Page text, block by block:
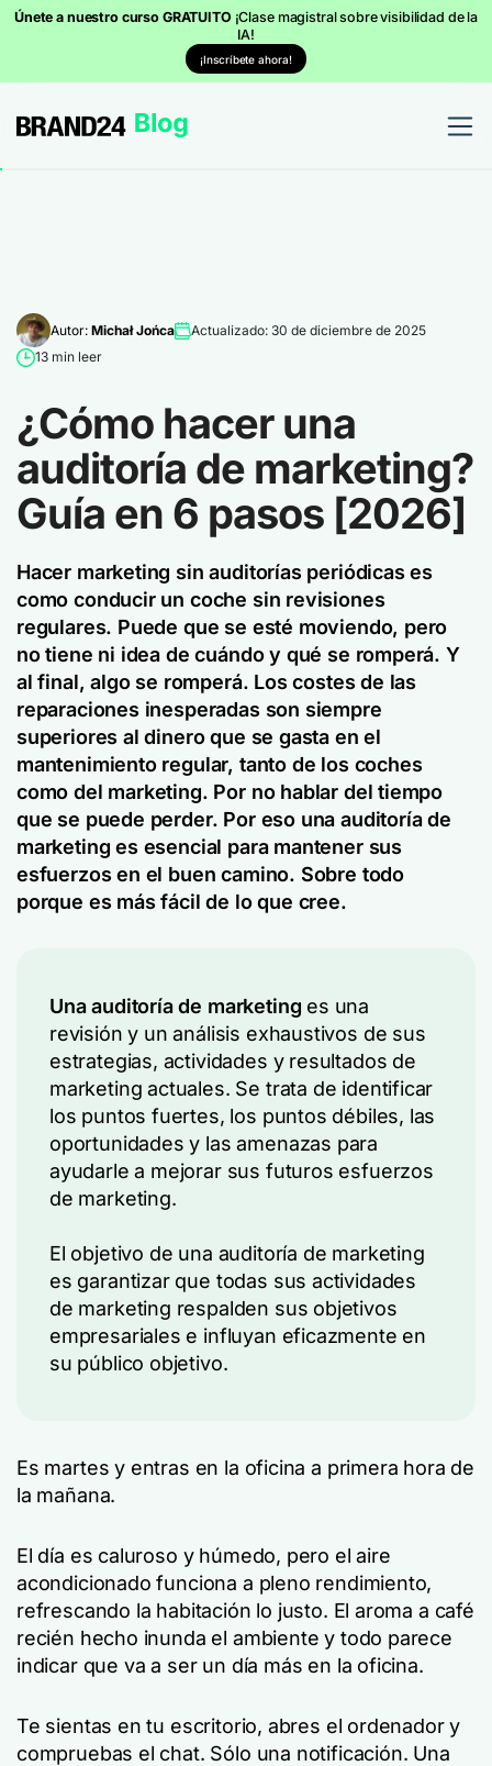
Únete a nuestro curso GRATUITO ¡Clase magistral sobre visibilidad de la
IA!
¡Inscríbete ahora!
Autor: Michał Jońca
Actualizado: 30 de diciembre de 2025
13 min leer
¿Cómo hacer una
auditoría de marketing?
Guía en 6 pasos [2026]
Hacer marketing sin auditorías periódicas es
como conducir un coche sin revisiones
regulares. Puede que se esté moviendo, pero
no tiene ni idea de cuándo y qué se romperá. Y
al final, algo se romperá. Los costes de las
reparaciones inesperadas son siempre
superiores al dinero que se gasta en el
mantenimiento regular, tanto de los coches
como del marketing. Por no hablar del tiempo
que se puede perder. Por eso una auditoría de
marketing es esencial para mantener sus
esfuerzos en el buen camino. Sobre todo
porque es más fácil de lo que cree.
Una auditoría de marketing es una
revisión y un análisis exhaustivos de sus
estrategias, actividades y resultados de
marketing actuales. Se trata de identificar
los puntos fuertes, los puntos débiles, las
oportunidades y las amenazas para
ayudarle a mejorar sus futuros esfuerzos
de marketing.
El objetivo de una auditoría de marketing
es garantizar que todas sus actividades
de marketing respalden sus objetivos
empresariales e influyan eficazmente en
su público objetivo.
Es martes y entras en la oficina a primera hora de
la mañana.
El día es caluroso y húmedo, pero el aire
acondicionado funciona a pleno rendimiento,
refrescando la habitación lo justo. El aroma a café
recién hecho inunda el ambiente y todo parece
indicar que va a ser un día más en la oficina.
Te sientas en tu escritorio, abres el ordenador y
compruebas el chat. Sólo una notificación. Una